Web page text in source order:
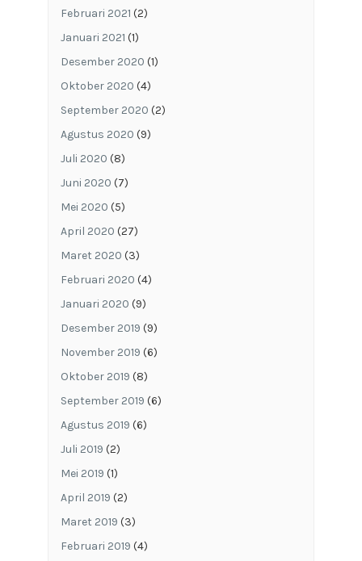
Februari 2021 (2)
Januari 2021 (1)
Desember 2020 (1)
Oktober 2020 (4)
September 2020 (2)
Agustus 2020 (9)
Juli 2020 (8)
Juni 2020 (7)
Mei 2020 (5)
April 2020 (27)
Maret 2020 (3)
Februari 2020 (4)
Januari 2020 (9)
Desember 2019 (9)
November 2019 (6)
Oktober 2019 (8)
September 2019 (6)
Agustus 2019 (6)
Juli 2019 (2)
Mei 2019 (1)
April 2019 (2)
Maret 2019 (3)
Februari 2019 (4)